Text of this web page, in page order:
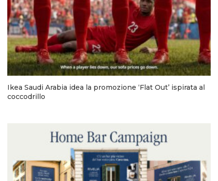
Ikea Saudi Arabia idea la promozione ‘Flat Out’ ispirata al
coccodrillo